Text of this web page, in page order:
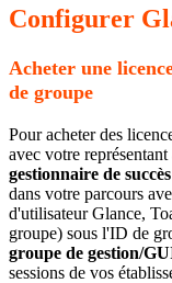
Configurer
Acheter une
de groupe
Pour acheter des
avec votre représentant
gestionnaire de
dans votre parcours
d'utilisateur Glance,
groupe) sous l'ID de
groupe de gestion/
sessions de vos